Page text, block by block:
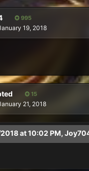
995
19, 2018
15
21, 2018
at 10:02 PM,